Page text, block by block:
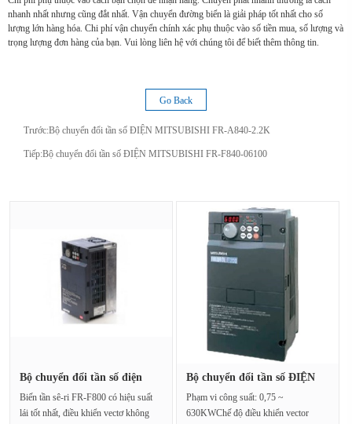
nhanh nhất nhưng cũng đắt nhất. Vận chuyển đường biển là giải pháp tốt nhất cho số
lượng lớn hàng hóa. Chi phí vận chuyển chính xác phụ thuộc vào số tiền mua, số lượng và
trọng lượng đơn hàng của bạn. Vui lòng liên hệ với chúng tôi để biết thêm thông tin.
Go Back
Trước:Bộ chuyển đổi tần số ĐIỆN MITSUBISHI FR-A840-2.2K
Tiếp:Bộ chuyển đổi tần số ĐIỆN MITSUBISHI FR-F840-06100
Bộ chuyển đổi tần số điện
Biến tần sê-ri FR-F800 có hiệu suất
lái tốt nhất, điều khiển vectơ không
Bộ chuyển đổi tần số ĐIỆN
Phạm vi công suất: 0,75 ~
630KWChế độ điều khiển vector